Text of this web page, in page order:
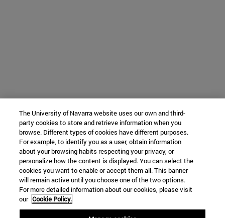
The University of Navarra website uses our own and third-
party cookies to store and retrieve information when you
browse. Different types of cookies have different purposes.
For example, to identify you as a user, obtain information
about your browsing habits respecting your privacy, or
personalize how the content is displayed. You can select the
cookies you want to enable or accept them all. This banner
will remain active until you choose one of the two options.
For more detailed information about our cookies, please visit
our Cookie Policy.